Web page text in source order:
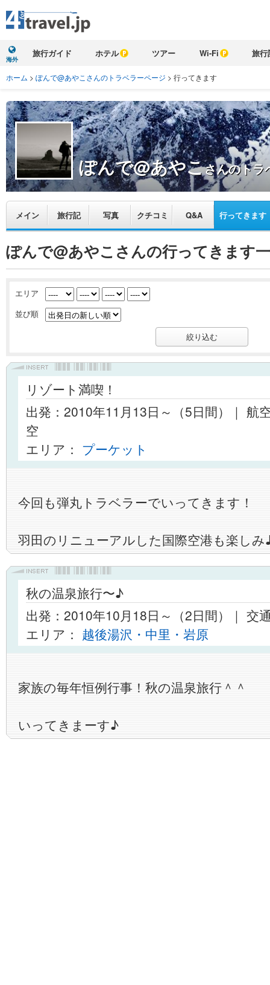
海外
旅行ガイド ホテル ツアー Wi-Fi 旅行
ホーム > ぽんで@あやこさんのトラベラーページ > 行ってきます
ぽんで@あやこさんのトラ
メイン 旅行記 写真 クチコミ Q&A 行ってきます
ぽんで@あやこさんの行ってきます
エリア
並び順
リゾート満喫！
出発：2010年11月13日～（5日間）｜ 航
空
エリア： プーケット
今回も弾丸トラベラーでいってきます！
羽田のリニューアルした国際空港も楽しみ
秋の温泉旅行〜♪
出発：2010年10月18日～（2日間）｜ 交
エリア： 越後湯沢・中里・岩原
家族の毎年恒例行事！秋の温泉旅行＾＾
いってきまーす♪